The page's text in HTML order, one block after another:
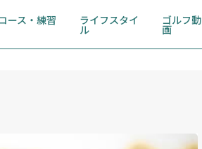
ース・練習 ライフスタイ
ル
ゴルフ動
画